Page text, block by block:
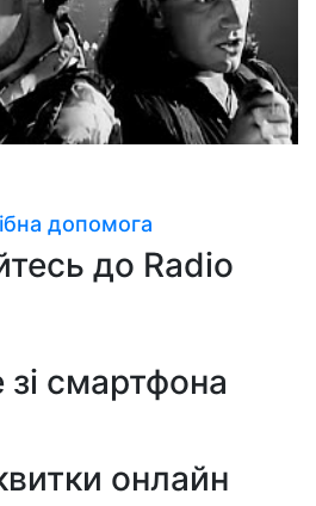
допомога
до Radio
зі смартфона
онлайн